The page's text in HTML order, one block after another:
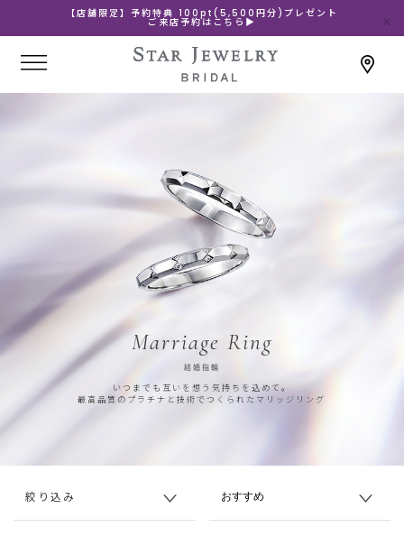
【店舗限定】予約特典 100pt(5,500円分)プレゼント
ご来店予約はこちら▶
Marriage Ring
結婚指輪
いつまでも互いを想う気持ちを込めて。
最高品質のプラチナと技術でつくられたマリッジリング
絞り込み